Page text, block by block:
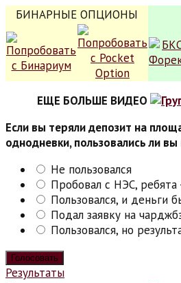
БИНАРНЫЕ ОПЦИОНЫ
ЕЩЕ БОЛЬШЕ ВИДЕО
Если вы теряли депозит на
однодневки, пользовались ли
Не пользовался
Пробовал с НЭС, ребята
Пользовался, и деньги
Подал заявку на
Пользовался, но
Результаты